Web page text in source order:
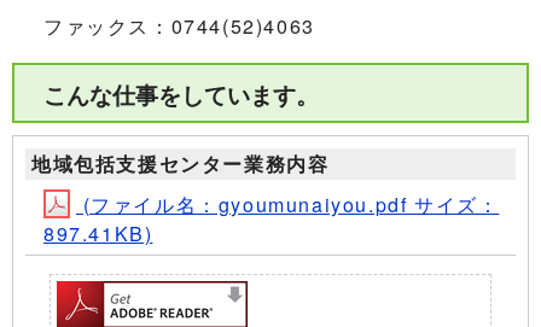
ファックス：0744(52)4063
こんな仕事をしています。
地域包括支援センター業務内容
(ファイル名：gyoumunaiyou.pdf サイズ：
897.41KB)